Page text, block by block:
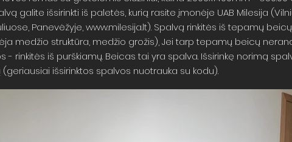
galite išsirinkti iš paletės, kurią rasite įmonėje UAB Milesija
Panevėžyje,www.milesija.lt). Spalvą rinkitės iš tepamų
medžio struktūra, medžio grožis), Jei tarp tepamų beicų
- rinkitės iš purškiamų. Beicas tai yra spalva. Išsirinkę norimą
išsirinktos spalvos nuotrauka su kodu).